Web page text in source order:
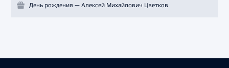
День рождения — Алексей Михайлович Цветков